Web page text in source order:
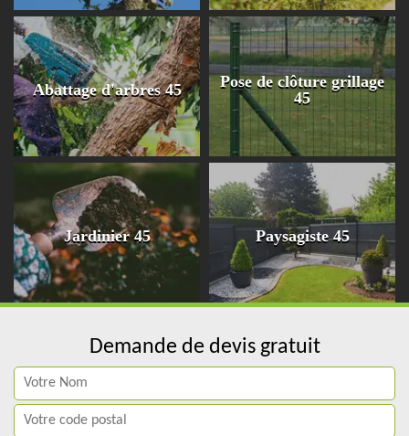
Abattage d'arbres 45
Pose de clôture grillage
45
Jardinier 45 Paysagiste 45
Demande de devis gratuit